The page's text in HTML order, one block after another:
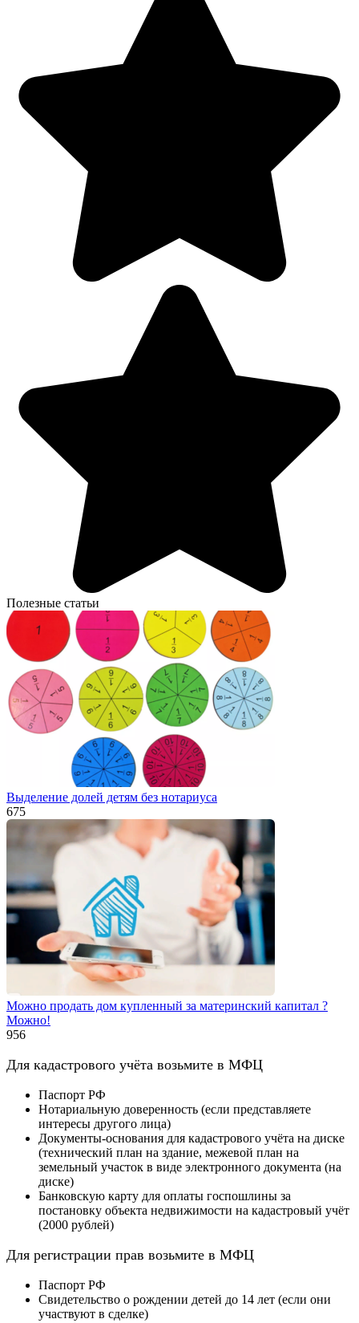
Полезные статьи
Выделение долей детям без нотариуса
675
Можно продать дом купленный за материнский капитал ?
Можно!
956
Для кадастрового учёта возьмите в МФЦ
Паспорт РФ
Нотариальную доверенность (если представляете
интересы другого лица)
Документы-основания для кадастрового учёта на диске
(технический план на здание, межевой план на
земельный участок в виде электронного документа (на
диске)
Банковскую карту для оплаты госпошлины за
постановку объекта недвижимости на кадастровый учёт
(2000 рублей)
Для регистрации прав возьмите в МФЦ
Паспорт РФ
Свидетельство о рождении детей до 14 лет (если они
участвуют в сделке)